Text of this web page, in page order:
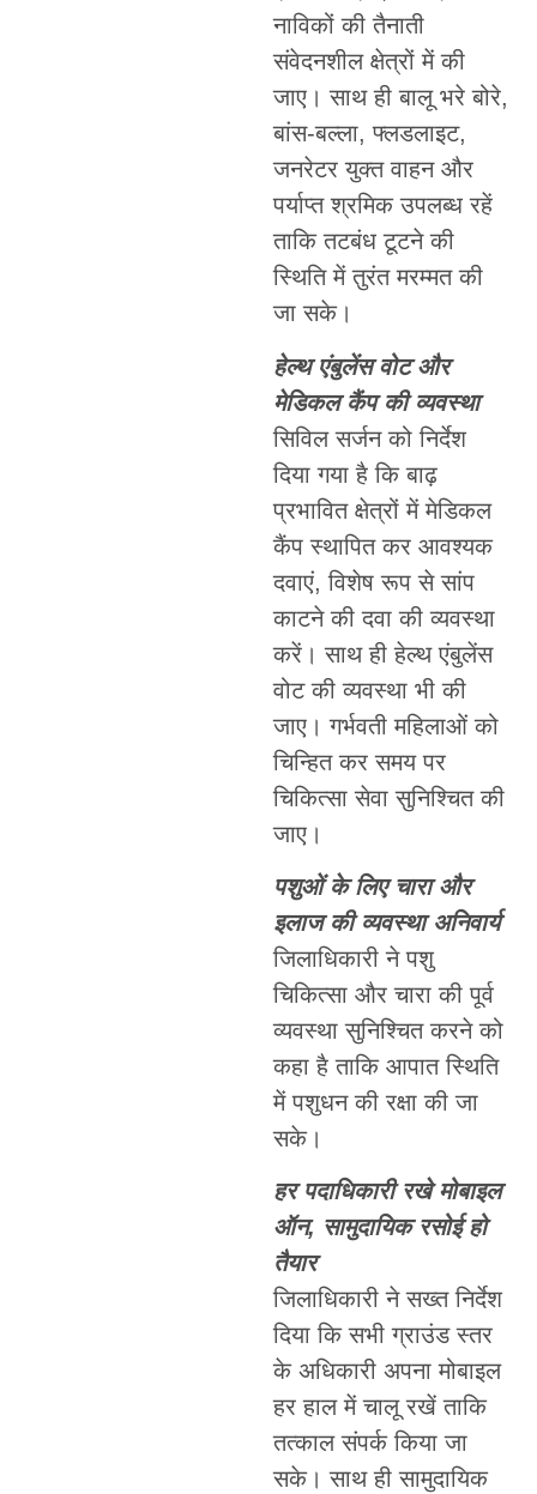
नाविकों की तैनाती
संवेदनशील क्षेत्रों में की
जाए। साथ ही बालू भरे बोरे,
बांस-बल्ला, फ्लडलाइट,
जनरेटर युक्त वाहन और
पर्याप्त श्रमिक उपलब्ध रहें
ताकि तटबंध टूटने की
स्थिति में तुरंत मरम्मत की
जा सके।
हेल्थ एंबुलेंस वोट और
मेडिकल कैंप की व्यवस्था
सिविल सर्जन को निर्देश
दिया गया है कि बाढ़
प्रभावित क्षेत्रों में मेडिकल
कैंप स्थापित कर आवश्यक
दवाएं, विशेष रूप से सांप
काटने की दवा की व्यवस्था
करें। साथ ही हेल्थ एंबुलेंस
वोट की व्यवस्था भी की
जाए। गर्भवती महिलाओं को
चिन्हित कर समय पर
चिकित्सा सेवा सुनिश्चित की
जाए।
पशुओं के लिए चारा और
इलाज की व्यवस्था अनिवार्य
जिलाधिकारी ने पशु
चिकित्सा और चारा की पूर्व
व्यवस्था सुनिश्चित करने को
कहा है ताकि आपात स्थिति
में पशुधन की रक्षा की जा
सके।
हर पदाधिकारी रखे मोबाइल
ऑन, सामुदायिक रसोई हो
तैयार
जिलाधिकारी ने सख्त निर्देश
दिया कि सभी ग्राउंड स्तर
के अधिकारी अपना मोबाइल
हर हाल में चालू रखें ताकि
तत्काल संपर्क किया जा
सके। साथ ही सामुदायिक